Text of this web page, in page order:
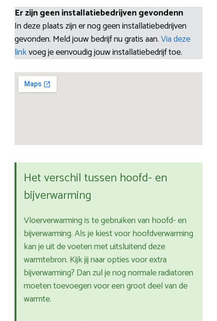
Er zijn geen installatiebedrijven gevondenn
In deze plaats zijn er nog geen installatiebedrijven
gevonden. Meld jouw bedrijf nu gratis aan.Via deze
linkvoeg je eenvoudig jouw installatiebedrijf toe.
Het verschil tussen hoofd- en
bijverwarming
Vloerverwarming is te gebruiken van hoofd- en
bijverwarming. Als je kiest voor hoofdverwarming
kan je uit de voeten met uitsluitend deze
warmtebron. Kijk jij naar opties voor extra
bijverwarming? Dan zul je nog normale radiatoren
moeten toevoegen voor een groot deel van de
warmte.